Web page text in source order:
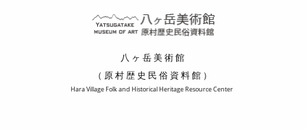
八ヶ岳美術館
（原村歴史民俗資料館）
Hara Village Folk and Historical Heritage Resource Center